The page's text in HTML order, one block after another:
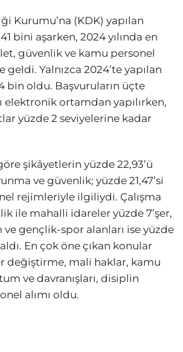
Kurumu’na (KDK) yapılan
bini aşarken, 2024 yılında en
güvenlik ve kamu personel
Yalnızca 2024’te yapılan
bin oldu. Başvuruların üçte
elektronik ortamdan yapılırken,
yüzde 2 seviyelerine kadar
şikâyetlerin yüzde 22,93’ü
ve güvenlik; yüzde 21,47’si
rejimleriyle ilgiliydi. Çalışma
ile mahalli idareler yüzde 7’şer,
gençlik-spor alanları ise yüzde
En çok öne çıkan konular
değiştirme, mali haklar, kamu
ve davranışları, disiplin
alımı oldu.